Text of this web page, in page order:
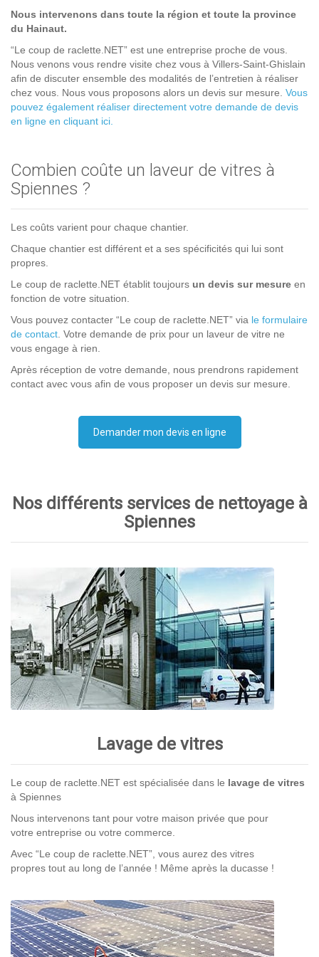
Nous intervenons dans toute la région et toute la province
du Hainaut.
“Le coup de raclette.NET” est une entreprise proche de vous.
Nous venons vous rendre visite chez vous à Villers-Saint-Ghislain
afin de discuter ensemble des modalités de l’entretien à réaliser
chez vous. Nous vous proposons alors un devis sur mesure. Vous
pouvez également réaliser directement votre demande de devis
en ligne en cliquant ici.
Combien coûte un laveur de vitres à
Spiennes ?
Les coûts varient pour chaque chantier.
Chaque chantier est différent et a ses spécificités qui lui sont
propres.
Le coup de raclette.NET établit toujours un devis sur mesure en
fonction de votre situation.
Vous pouvez contacter “Le coup de raclette.NET” via le formulaire
de contact. Votre demande de prix pour un laveur de vitre ne
vous engage à rien.
Après réception de votre demande, nous prendrons rapidement
contact avec vous afin de vous proposer un devis sur mesure.
Demander mon devis en ligne
Nos différents services de nettoyage à
Spiennes
Lavage de vitres
Le coup de raclette.NET est spécialisée dans le lavage de vitres
à Spiennes
Nous intervenons tant pour votre maison privée que pour
votre entreprise ou votre commerce.
Avec “Le coup de raclette.NET”, vous aurez des vitres
propres tout au long de l’année ! Même après la ducasse !